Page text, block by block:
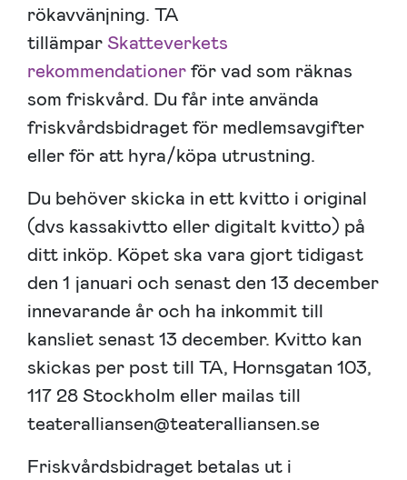
rökavvänjning. TA
tillämparSkatteverkets
rekommendationerför vad som räknas
som friskvård. Du får inte använda
friskvårdsbidraget för medlemsavgifter
eller för att hyra/köpa utrustning.
Du behöver skicka in ett kvitto i original
(dvs kassakivtto eller digitalt kvitto) på
ditt inköp. Köpet ska vara gjort tidigast
den 1 januari och senast den 13 december
innevarande år och ha inkommit till
kansliet senast 13 december. Kvitto kan
skickas per post till TA, Hornsgatan 103,
117 28 Stockholm eller mailas till
teateralliansen@teateralliansen.se
Friskvårdsbidraget betalas ut i